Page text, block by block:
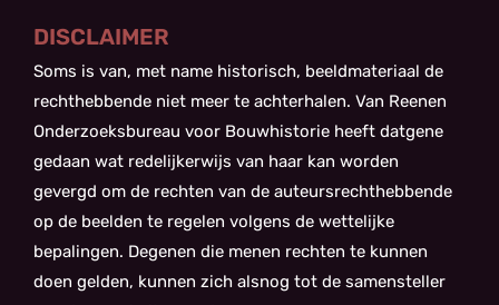
DISCLAIMER
Soms is van, met name historisch, beeldmateriaal de
rechthebbende niet meer te achterhalen. Van Reenen
Onderzoeksbureau voor Bouwhistorie heeft datgene
gedaan wat redelijkerwijs van haar kan worden
gevergd om de rechten van de auteursrechthebbende
op de beelden te regelen volgens de wettelijke
bepalingen. Degenen die menen rechten te kunnen
doen gelden, kunnen zich alsnog tot de samensteller